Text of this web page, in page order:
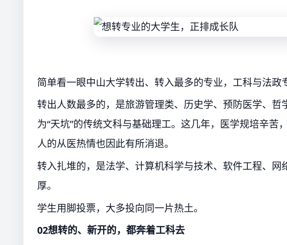
简单看一眼中山大学转出、转入最多的专业，工科与法政
转出人数最多的，是旅游管理类、历史学、预防医学、
为“天坑”的传统文科与基础理工。这几年，医学规培辛苦
人的从医热情也因此有所消退。
转入扎堆的，是法学、计算机科学与技术、软件工程、
厚。
学生用脚投票，大多投向同一片热土。
02想转的、新开的，都奔着工科去